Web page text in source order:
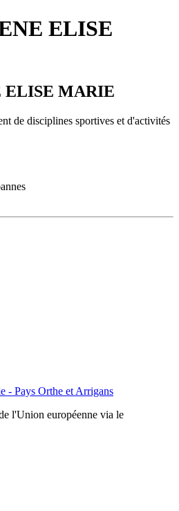
ELISE
ELISE MARIE
de disciplines sportives et d'activités
l'Union européenne via le